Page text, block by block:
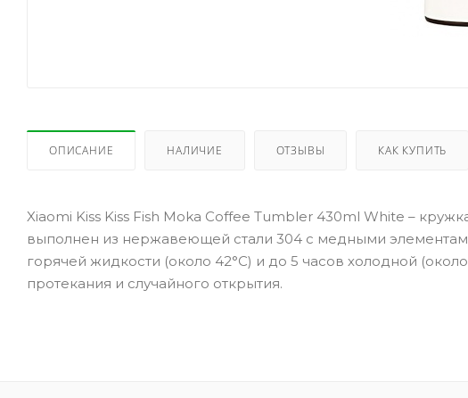
ОПИСАНИЕ НАЛИЧИЕ ОТЗЫВЫ КАК КУПИТЬ
Xiaomi Kiss Kiss Fish Moka Coffee Tumbler 430ml White –
выполнен из нержавеющей стали 304 с медными
горячей жидкости (около 42°C) и до 5 часов холодной
протекания и случайного открытия.